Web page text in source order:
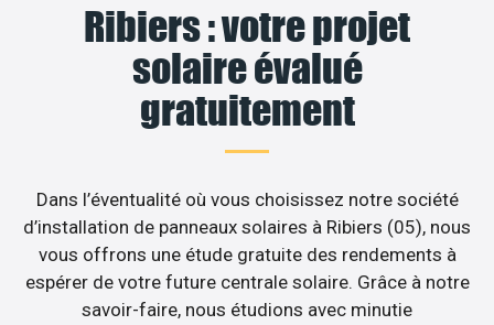
Ribiers : votre projet
solaire évalué
gratuitement
Dans l’éventualité où vous choisissez notre société
d’installation de panneaux solaires à Ribiers (05), nous
vous offrons une étude gratuite des rendements à
espérer de votre future centrale solaire. Grâce à notre
savoir-faire, nous étudions avec minutie